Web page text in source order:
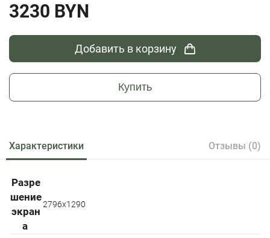
3230 BYN
Добавить в корзину
Купить
Характеристики Отзывы (0)
Разре
шение
экран
а
2796x1290